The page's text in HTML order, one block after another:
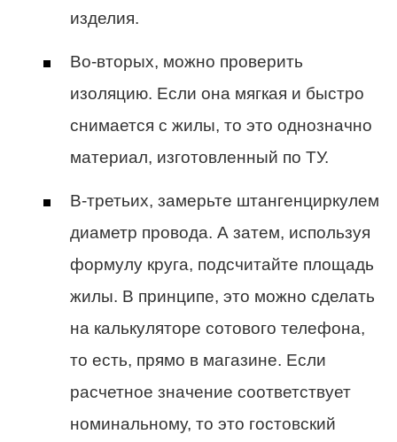
изделия.
Во-вторых, можно проверить
изоляцию. Если она мягкая и быстро
снимается с жилы, то это однозначно
материал, изготовленный по ТУ.
В-третьих, замерьте штангенциркулем
диаметр провода. А затем, используя
формулу круга, подсчитайте площадь
жилы. В принципе, это можно сделать
на калькуляторе сотового телефона,
то есть, прямо в магазине. Если
расчетное значение соответствует
номинальному, то это гостовский